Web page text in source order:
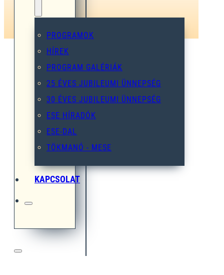
PROGRAMOK
HÍREK
PROGRAM GALÉRIÁK
25 ÉVES JUBILEUMI ÜNNEPSÉG
30 ÉVES JUBILEUMI ÜNNEPSÉG
ESE HÍRADÓK
ESE-DAL
TÖKMANÓ - MESE
KAPCSOLAT